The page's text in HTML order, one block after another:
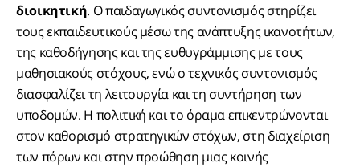
διοικητική. Ο παιδαγωγικός συντονισμός στηρίζει
τους εκπαιδευτικούς μέσω της ανάπτυξης ικανοτήτων,
της καθοδήγησης και της ευθυγράμμισης με τους
μαθησιακούς στόχους, ενώ ο τεχνικός συντονισμός
διασφαλίζει τη λειτουργία και τη συντήρηση των
υποδομών. Η πολιτική και το όραμα επικεντρώνονται
στον καθορισμό στρατηγικών στόχων, στη διαχείριση
των πόρων και στην προώθηση μιας κοινής